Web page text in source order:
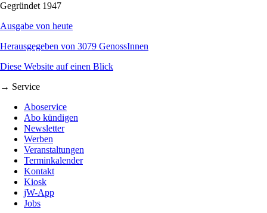
Gegründet 1947
Ausgabe von heute
Herausgegeben von 3079 GenossInnen
Diese Website auf einen Blick
→ Service
Aboservice
Abo kündigen
Newsletter
Werben
Veranstaltungen
Terminkalender
Kontakt
Kiosk
jW-App
Jobs